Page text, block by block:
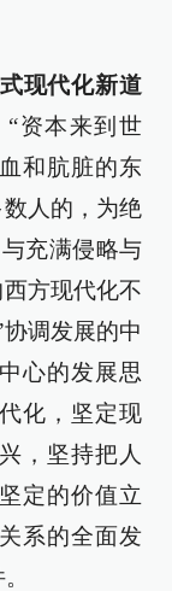
现代化新道
资本来到世
和肮脏的东
人的，为绝
充满侵略与
方现代化不
调发展的中
心的发展思
化，坚定现
，坚持把人
定的价值立
系的全面发